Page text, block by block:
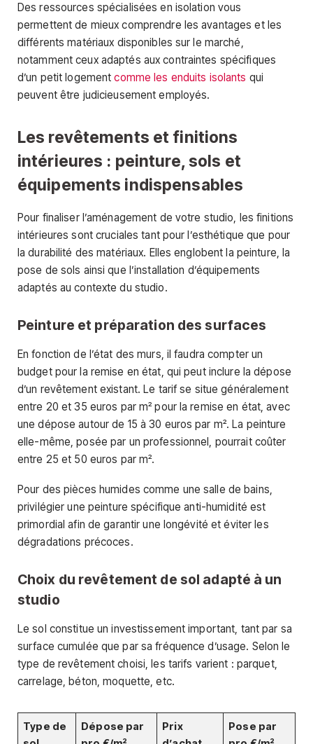
Des ressources spécialisées en isolation vous
permettent de mieux comprendre les avantages et les
différents matériaux disponibles sur le marché,
notamment ceux adaptés aux contraintes spécifiques
d’un petit logementcomme les enduits isolants qui
peuvent être judicieusement employés.
Les revêtements et finitions
intérieures : peinture, sols et
équipements indispensables
Pour finaliser l’aménagement de votre studio, les finitions
intérieures sont cruciales tant pour l’esthétique que pour
la durabilité des matériaux. Elles englobent la peinture, la
pose de sols ainsi que l’installation d’équipements
adaptés au contexte du studio.
Peinture et préparation des surfaces
En fonction de l’état des murs, il faudra compter un
budget pour la remise en état, qui peut inclure la dépose
d’un revêtement existant. Le tarif se situe généralement
entre 20 et 35 euros par m² pour la remise en état, avec
une dépose autour de 15 à 30 euros par m². La peinture
elle-même, posée par un professionnel, pourrait coûter
entre 25 et 50 euros par m².
Pour des pièces humides comme une salle de bains,
privilégier une peinture spécifique anti-humidité est
primordial afin de garantir une longévité et éviter les
dégradations précoces.
Choix du revêtement de sol adapté à un
studio
Le sol constitue un investissement important, tant par sa
surface cumulée que par sa fréquence d’usage. Selon le
type de revêtement choisi, les tarifs varient : parquet,
carrelage, béton, moquette, etc.
Type de
Dépose par
Prix
Pose par